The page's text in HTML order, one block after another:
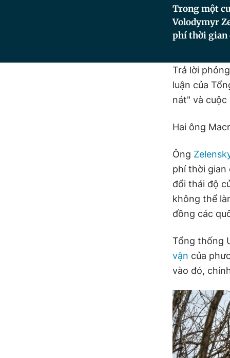
Trong một
Volodymyr
phí thời gian
Trả lời
luận của
nát" và cuộc
Hai ông
Ông
phí thời gian
đổi thái độ
không thể
đồng các
Tổng thống
vận của
vào đó,